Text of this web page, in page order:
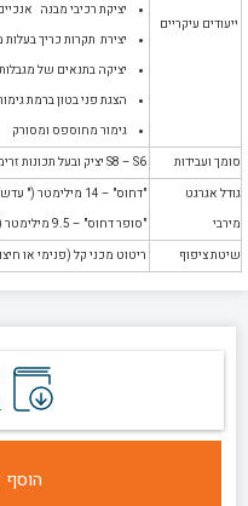
ייעודים עיקריים
יציקת רכיבי מבנה
יצירת תקרות כריך בעלות
יציקה בתנאים של
הצגת פני בטון ברמת
גימור מחוספס ומסורק
סומך ועבידות
גודל אגרגט
מירבי
"דחוס" – 14 מילימטר (" עדש ")
"סופר דחוס" – 9.5 מילימטר ("ללא עדש")
שיטת ציפוף
ריטוט מכני קל (פנימי או